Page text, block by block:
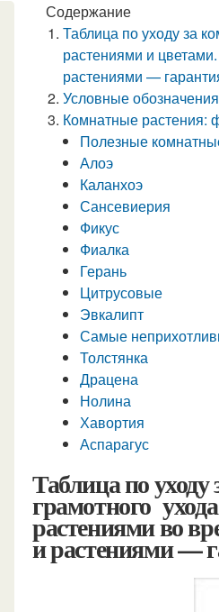
Содержание
Таблица по уходу за
растениями и
растениями —
Условные
Комнатные растения:
Полезные
Алоэ
Каланхоэ
Сансевиерия
Фикус
Фиалка
Герань
Цитрусовые
Эвкалипт
Самые
Толстянка
Драцена
Нолина
Хавортия
Аспарагус
Таблица по
грамотного
растениями во
и растениями —